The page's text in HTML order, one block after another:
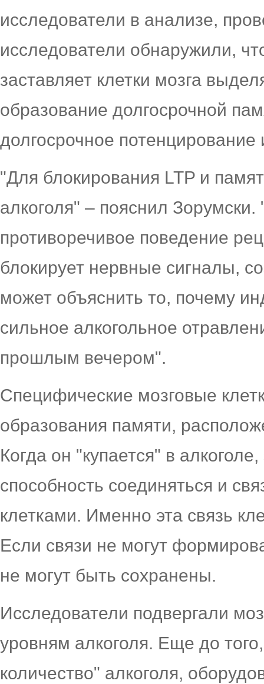
исследователи в анализе,
исследователи обнаружили,
заставляет клетки мозга
образование долгосрочной
долгосрочное потенцирование
"Для блокирования LTP и
алкоголя" – пояснил
противоречивое поведение
блокирует нервные сигналы,
может объяснить то, почему
сильное алкогольное
прошлым вечером".
Специфические мозговые
образования памяти,
Когда он "купается" в
способность соединяться и
клетками. Именно эта связь
Если связи не могут
не могут быть сохранены.
Исследователи подвергали
уровням алкоголя. Еще до
количество" алкоголя,